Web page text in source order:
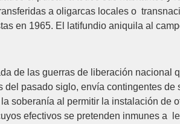
a oligarcas locales o
en 1965. El latifundio aniquila al
de las guerras de liberación
del pasado siglo, envía contingentes
soberanía al permitir la instalación de
efectivos se pretenden inmunes a